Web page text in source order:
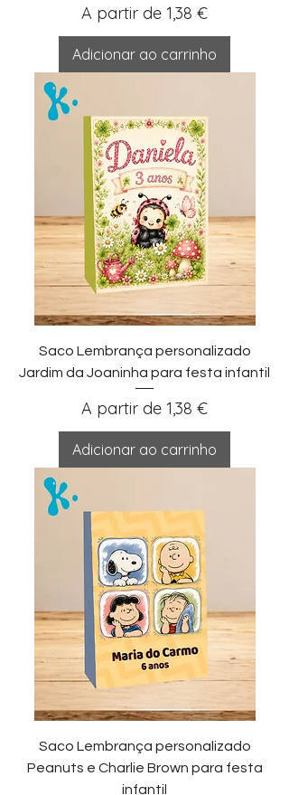
A partir de 1,38 €
Preço promocional
Adicionar ao carrinho
Saco Lembrança personalizado
Jardim da Joaninha para festa infantil
A partir de 1,38 €
Preço promocional
Adicionar ao carrinho
Saco Lembrança personalizado
Peanuts e Charlie Brown para festa
infantil